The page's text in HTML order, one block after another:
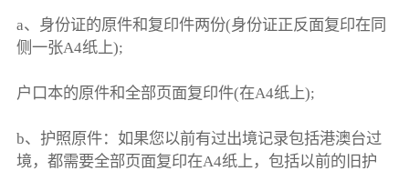
a、身份证的原件和复印件两份(身份证正反面复印在同
侧一张A4纸上);
户口本的原件和全部页面复印件(在A4纸上);
b、护照原件：如果您以前有过出境记录包括港澳台过
境，都需要全部页面复印在A4纸上，包括以前的旧护